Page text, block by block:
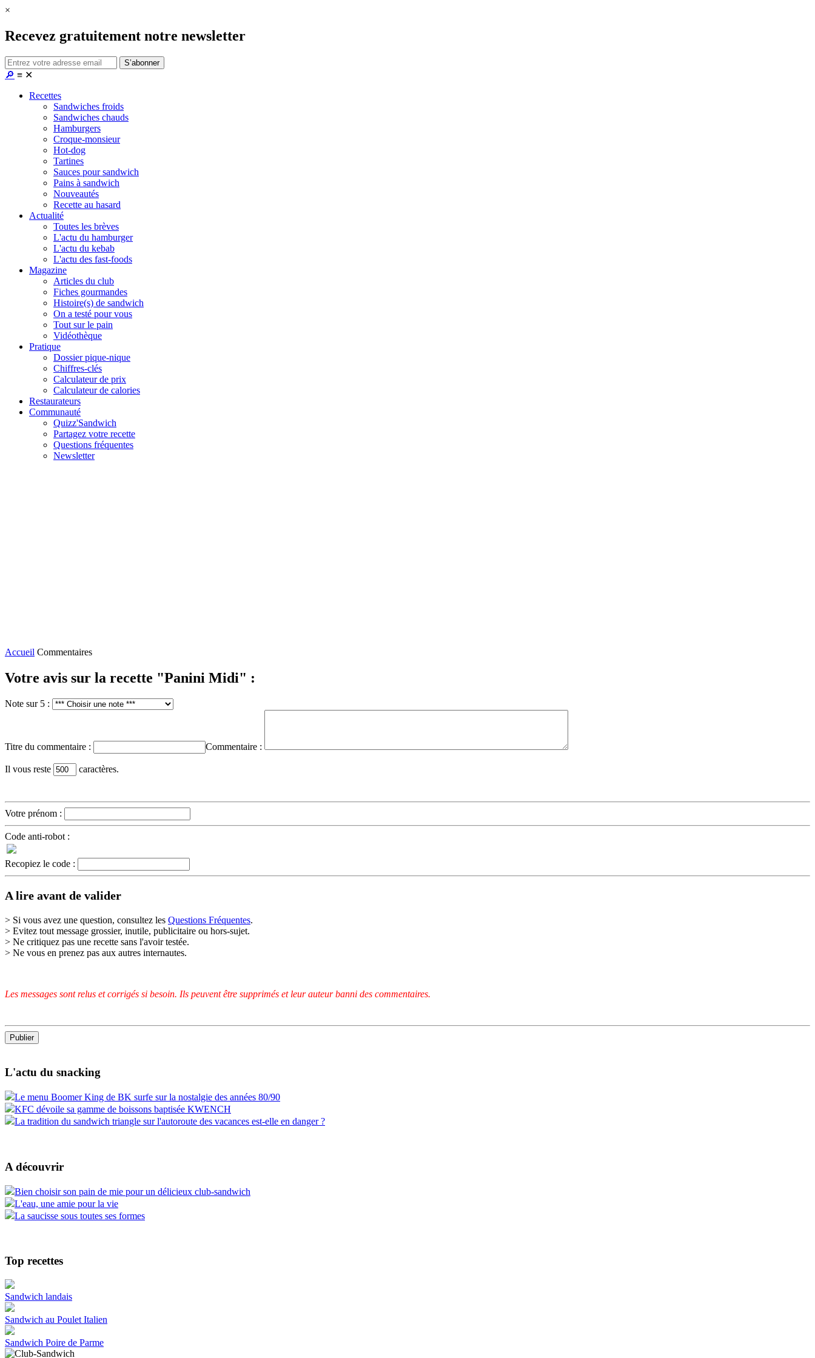
×
Recevez gratuitement notre newsletter
🔎 ≡ ✕
Recettes
Sandwiches froids
Sandwiches chauds
Hamburgers
Croque-monsieur
Hot-dog
Tartines
Sauces pour sandwich
Pains à sandwich
Nouveautés
Recette au hasard
Actualité
Toutes les brèves
L'actu du hamburger
L'actu du kebab
L'actu des fast-foods
Magazine
Articles du club
Fiches gourmandes
Histoire(s) de sandwich
On a testé pour vous
Tout sur le pain
Vidéothèque
Pratique
Dossier pique-nique
Chiffres-clés
Calculateur de prix
Calculateur de calories
Restaurateurs
Communauté
Quizz'Sandwich
Partagez votre recette
Questions fréquentes
Newsletter
Accueil Commentaires
Votre avis sur la recette "Panini Midi" :
Note sur 5 :
Titre du commentaire : Commentaire :
Il vous reste caractères.
Votre prénom :
Code anti-robot :
Recopiez le code :
A lire avant de valider
> Si vous avez une question, consultez les Questions Fréquentes.
> Evitez tout message grossier, inutile, publicitaire ou hors-sujet.
> Ne critiquez pas une recette sans l'avoir testée.
> Ne vous en prenez pas aux autres internautes.
Les messages sont relus et corrigés si besoin. Ils peuvent être supprimés et leur auteur banni des commentaires.
L'actu du snacking
Le menu Boomer King de BK surfe sur la nostalgie des années 80/90
KFC dévoile sa gamme de boissons baptisée KWENCH
La tradition du sandwich triangle sur l'autoroute des vacances est-elle en danger ?
A découvrir
Bien choisir son pain de mie pour un délicieux club-sandwich
L'eau, une amie pour la vie
La saucisse sous toutes ses formes
Top recettes
Sandwich landais
Sandwich au Poulet Italien
Sandwich Poire de Parme